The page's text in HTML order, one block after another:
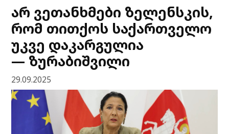
არ ვეთანხმები ზელენსკის,
რომ თითქოს საქართველო
უკვე დაკარგულია
— ზურაბიშვილი
29.09.2025